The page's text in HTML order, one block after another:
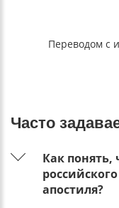
Переводом с
Часто
Как понять,
апостиля?